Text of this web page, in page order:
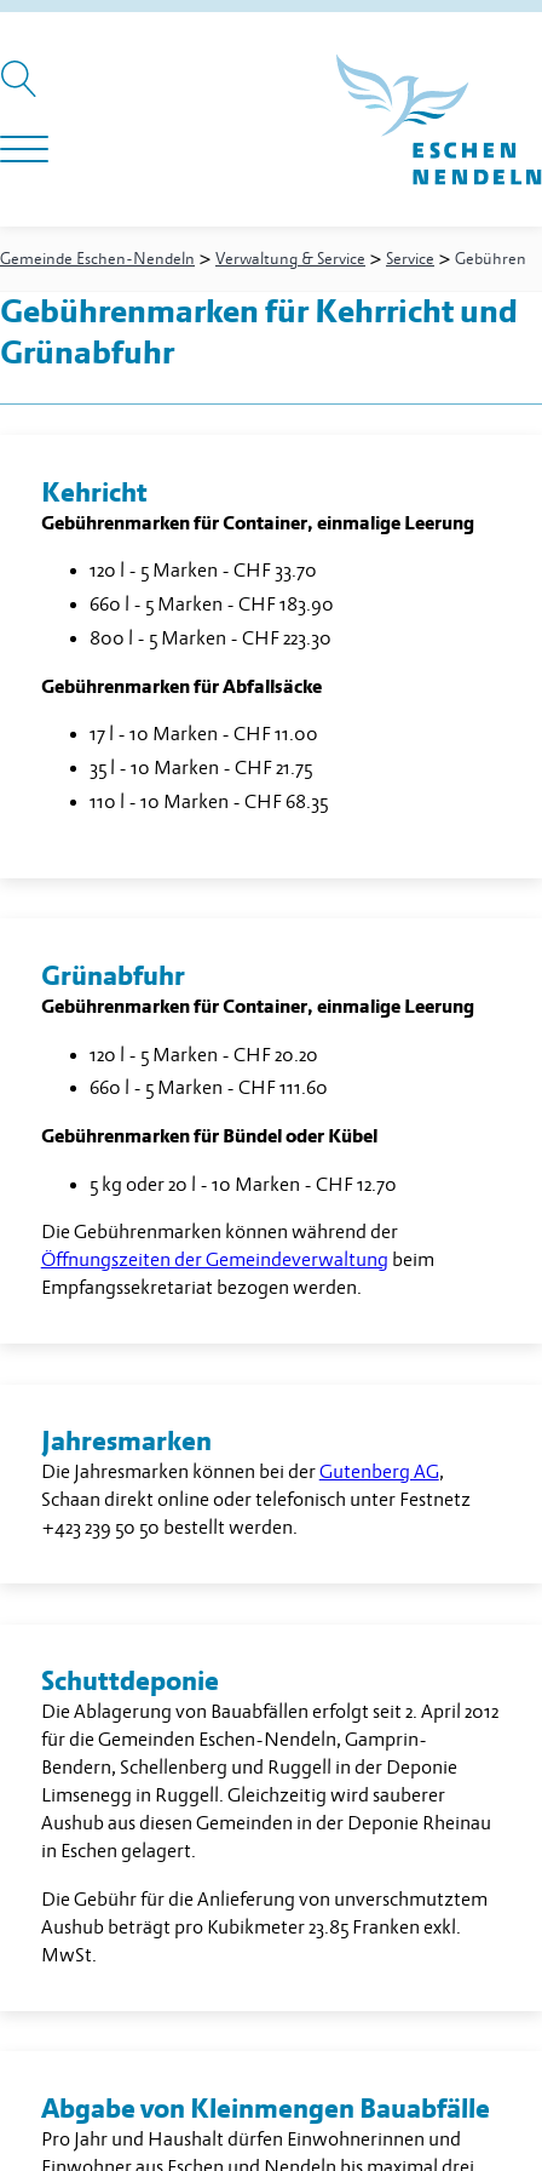
Gemeinde Eschen-Nendeln > Verwaltung & Service > Service > Gebühren
Gebührenmarken für Kehrricht und
Grünabfuhr
Kehricht
Gebührenmarken für Container, einmalige Leerung
120 l - 5 Marken - CHF 33.70
660 l - 5 Marken - CHF 183.90
800 l - 5 Marken - CHF 223.30
Gebührenmarken für Abfallsäcke
17 l - 10 Marken - CHF 11.00
35 l - 10 Marken - CHF 21.75
110 l - 10 Marken - CHF 68.35
Grünabfuhr
Gebührenmarken für Container, einmalige Leerung
120 l - 5 Marken - CHF 20.20
660 l - 5 Marken - CHF 111.60
Gebührenmarken für Bündel oder Kübel
5 kg oder 20 l - 10 Marken - CHF 12.70
Die Gebührenmarken können während der
Öffnungszeiten der Gemeindeverwaltung beim
Empfangssekretariat bezogen werden.
Jahresmarken
Die Jahresmarken können bei derGutenberg AG,
Schaan direkt online oder telefonisch unter Festnetz
+423 239 50 50 bestellt werden.
Schuttdeponie
Die Ablagerung von Bauabfällen erfolgt seit 2. April 2012
für die Gemeinden Eschen-Nendeln, Gamprin-
Bendern, Schellenberg und Ruggell in der Deponie
Limsenegg in Ruggell. Gleichzeitig wird sauberer
Aushub aus diesen Gemeinden in der Deponie Rheinau
in Eschen gelagert.
Die Gebühr für die Anlieferung von unverschmutztem
Aushub beträgt pro Kubikmeter 23.85 Franken exkl.
MwSt.
Abgabe von Kleinmengen Bauabfälle
Pro Jahr und Haushalt dürfen Einwohnerinnen und